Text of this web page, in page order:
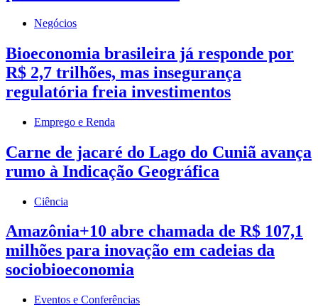
Negócios
Bioeconomia brasileira já responde por
R$ 2,7 trilhões, mas insegurança
regulatória freia investimentos
Emprego e Renda
Carne de jacaré do Lago do Cuniã avança
rumo à Indicação Geográfica
Ciência
Amazônia+10 abre chamada de R$ 107,1
milhões para inovação em cadeias da
sociobioeconomia
Eventos e Conferências